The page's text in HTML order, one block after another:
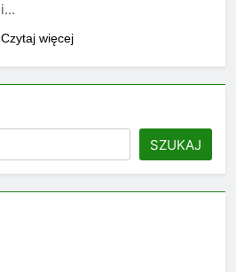
i…
Czytaj więcej
SZUKAJ